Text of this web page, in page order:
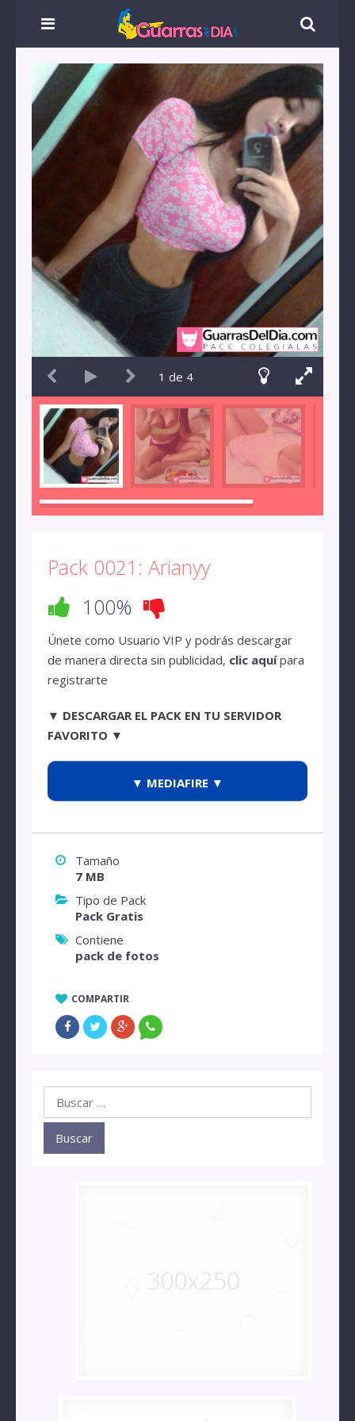
1 de 4
Pack 0021: Arianyy
100%
Únete como Usuario VIP y podrás descargar
de manera directa sin publicidad, clic aquípara
registrarte
▼ DESCARGAR EL PACK EN TU SERVIDOR
FAVORITO ▼
▼ MEDIAFIRE ▼
Tamaño
7 MB
Tipo de Pack
Pack Gratis
Contiene
pack de fotos
COMPARTIR